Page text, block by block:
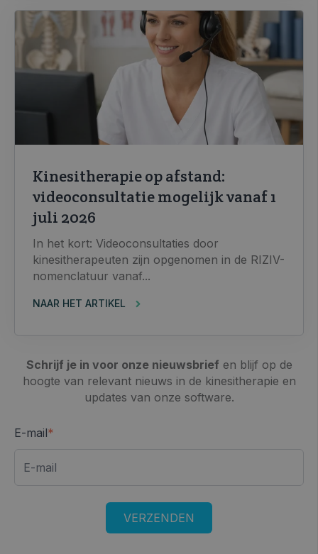
Kinesitherapie op afstand:
videoconsultatie mogelijk vanaf 1
juli 2026
In het kort: Videoconsultaties door
kinesitherapeuten zijn opgenomen in de RIZIV-
nomenclatuur vanaf...
NAAR HET ARTIKEL
Schrijf je in voor onze nieuwsbrief en blijf op de
hoogte van relevant nieuws in de kinesitherapie en
updates van onze software.
E-mail*